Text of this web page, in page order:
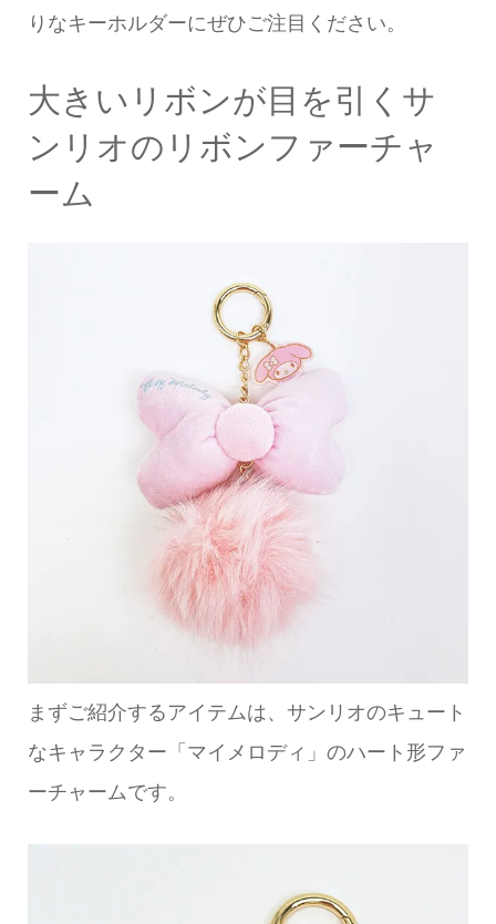
りなキーホルダーにぜひご注目ください。
大きいリボンが目を引くサ
ンリオのリボンファーチャ
ーム
まずご紹介するアイテムは、サンリオのキュート
なキャラクター「マイメロディ」のハート形ファ
ーチャームです。